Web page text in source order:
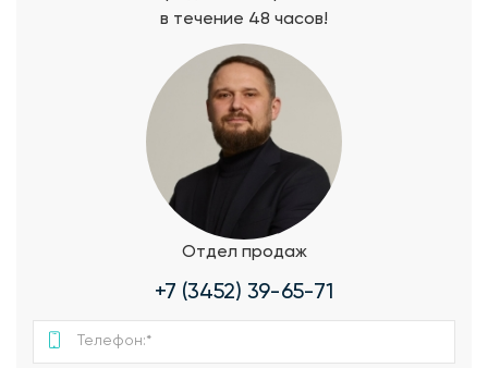
в течение 48 часов!
Отдел продаж
+7 (3452) 39-65-71